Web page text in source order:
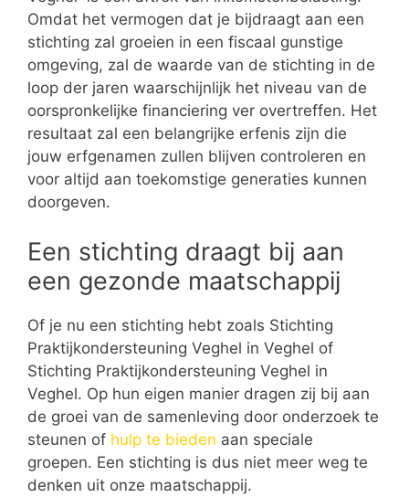
Omdat het vermogen dat je bijdraagt aan een
stichting zal groeien in een fiscaal gunstige
omgeving, zal de waarde van de stichting in de
loop der jaren waarschijnlijk het niveau van de
oorspronkelijke financiering ver overtreffen. Het
resultaat zal een belangrijke erfenis zijn die
jouw erfgenamen zullen blijven controleren en
voor altijd aan toekomstige generaties kunnen
doorgeven.
Een stichting draagt bij aan
een gezonde maatschappij
Of je nu een stichting hebt zoals Stichting
Praktijkondersteuning Veghel in Veghel of
Stichting Praktijkondersteuning Veghel in
Veghel. Op hun eigen manier dragen zij bij aan
de groei van de samenleving door onderzoek te
steunen of hulp te bieden aan speciale
groepen. Een stichting is dus niet meer weg te
denken uit onze maatschappij.